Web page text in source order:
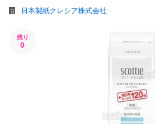
日本製紙クレシア株式会社
残り
0